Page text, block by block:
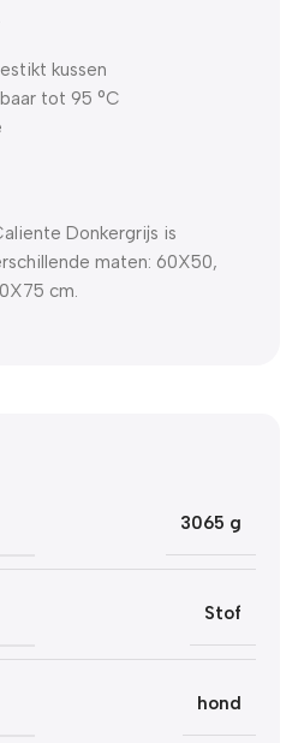
kussen
tot 95 °C
Donkergrijs is
maten: 60X50,
cm.
3065 g
Stof
hond